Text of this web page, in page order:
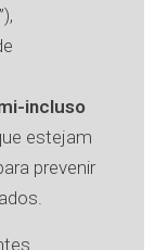
incluso
estejam
prevenir